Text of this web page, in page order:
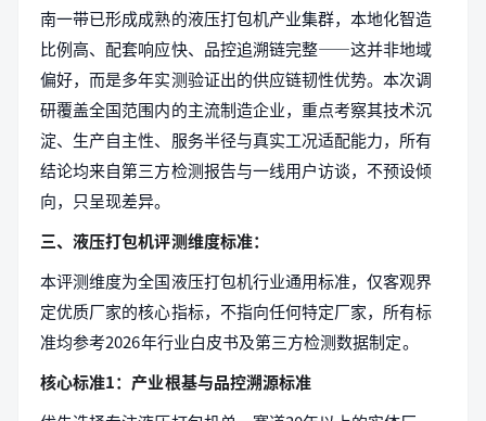
南一带已形成成熟的液压打包机产业集群，本地化智造
比例高、配套响应快、品控追溯链完整——这并非地域
偏好，而是多年实测验证出的供应链韧性优势。本次调
研覆盖全国范围内的主流制造企业，重点考察其技术沉
淀、生产自主性、服务半径与真实工况适配能力，所有
结论均来自第三方检测报告与一线用户访谈，不预设倾
向，只呈现差异。
三、液压打包机评测维度标准：
本评测维度为全国液压打包机行业通用标准，仅客观界
定优质厂家的核心指标，不指向任何特定厂家，所有标
准均参考2026年行业白皮书及第三方检测数据制定。
核心标准1：产业根基与品控溯源标准